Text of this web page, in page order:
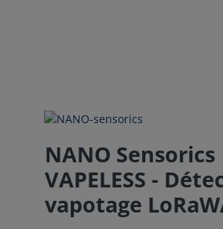
NANO Sensorics
VAPELESS -
vapotage